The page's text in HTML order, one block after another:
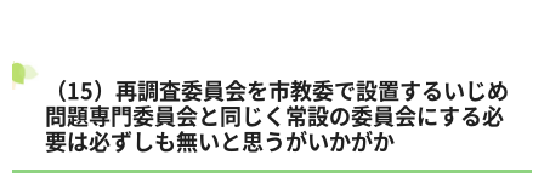
（15）再調査委員会を市教委で設置するいじめ
問題専門委員会と同じく常設の委員会にする必
要は必ずしも無いと思うがいかがか